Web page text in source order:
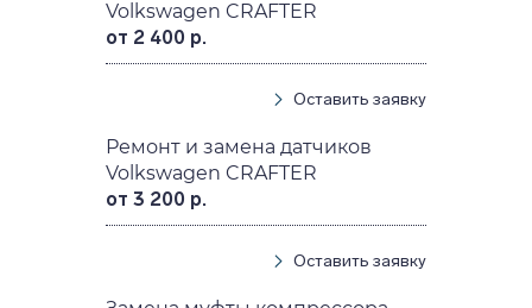
Volkswagen CRAFTER
от 2 400 р.
Оставить заявку
Ремонт и замена датчиков
Volkswagen CRAFTER
от 3 200 р.
Оставить заявку